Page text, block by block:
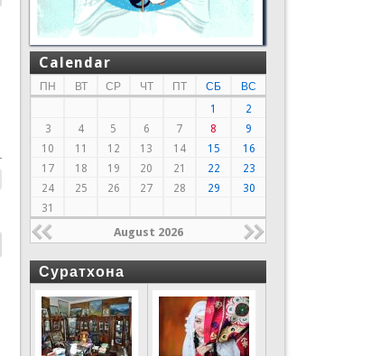
Calendar
ПН ВТ СР ЧТ ПТ СБ
ВС
1
2
3
4 5 6 7 8
9
10
11 12 13 14 15
16
17
18 19 20 21 22
23
24
25 26 27 28 29
30
31
August 2026
Суратхона